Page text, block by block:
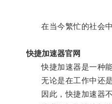
在当今繁忙的社会中
快捷加速器官网
快捷加速器是一种能
无论是在工作中还是
因此，快捷加速器不